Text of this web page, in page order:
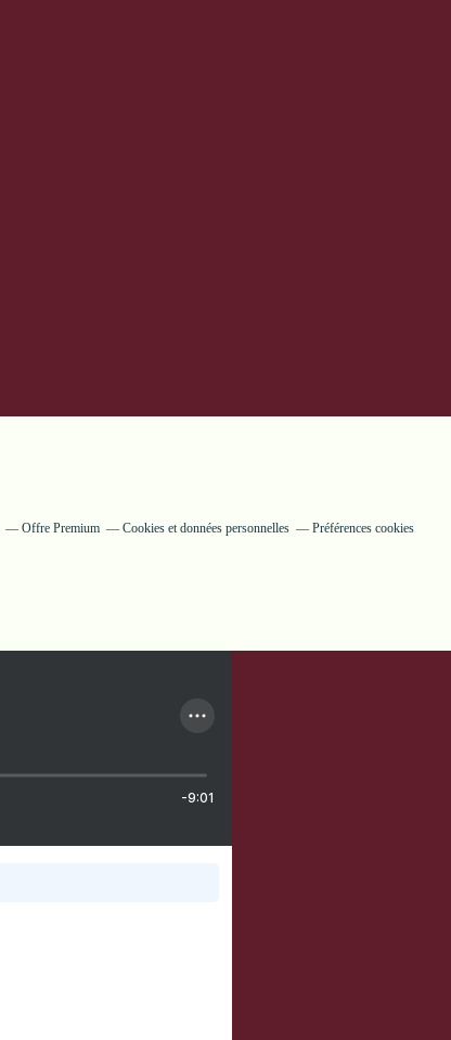
Offre Premium Cookies et données personnelles Préférences cookies
-9:01